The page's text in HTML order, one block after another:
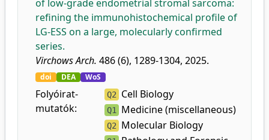
of low-grade endometrial stromal sarcoma:
refining the immunohistochemical profile of
LG-ESS on a large, molecularly confirmed
series.
Virchows Arch. 486 (6), 1289-1304, 2025.
doi DEA WoS
Folyóirat-
mutatók:
Q2 Cell Biology
Q1 Medicine (miscellaneous)
Q2 Molecular Biology